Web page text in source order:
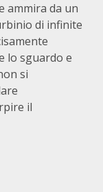
ammira da un
di infinite
lo sguardo e
si
il